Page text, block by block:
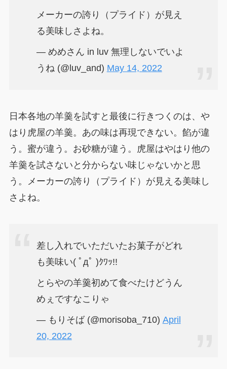
メーカーの誇り（プライド）が見え
る美味しさよね。
— めめさん in luv 無理しないでいよ
うね (@luv_and) May 14, 2022
日本各地の羊羹を試すと最後に行きつくのは、や
はり虎屋の羊羹。あの味は再現できない。餡が違
う。蜜が違う。お砂糖が違う。虎屋はやはり他の
羊羹を試さないと分からない味じゃないかと思
う。メーカーの誇り（プライド）が見える美味し
さよね。
差し入れでいただいたお菓子がどれ
も美味い( ﾟдﾟ )ｸﾜｯ!!
とらやの羊羹初めて食べたけどうん
めぇですなこりゃ
— もりそば (@morisoba_710) April
20, 2022